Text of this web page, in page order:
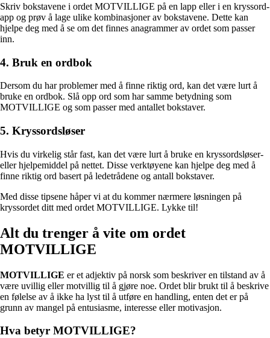
Skriv bokstavene i ordet MOTVILLIGE på en lapp eller i en kryssord-
app og prøv å lage ulike kombinasjoner av bokstavene. Dette kan
hjelpe deg med å se om det finnes anagrammer av ordet som passer
inn.
4. Bruk en ordbok
Dersom du har problemer med å finne riktig ord, kan det være lurt å
bruke en ordbok. Slå opp ord som har samme betydning som
MOTVILLIGE og som passer med antallet bokstaver.
5. Kryssordsløser
Hvis du virkelig står fast, kan det være lurt å bruke en kryssordsløser-
eller hjelpemiddel på nettet. Disse verktøyene kan hjelpe deg med å
finne riktig ord basert på ledetrådene og antall bokstaver.
Med disse tipsene håper vi at du kommer nærmere løsningen på
kryssordet ditt med ordet MOTVILLIGE. Lykke til!
Alt du trenger å vite om ordet
MOTVILLIGE
MOTVILLIGE er et adjektiv på norsk som beskriver en tilstand av å
være uvillig eller motvillig til å gjøre noe. Ordet blir brukt til å beskrive
en følelse av å ikke ha lyst til å utføre en handling, enten det er på
grunn av mangel på entusiasme, interesse eller motivasjon.
Hva betyr MOTVILLIGE?